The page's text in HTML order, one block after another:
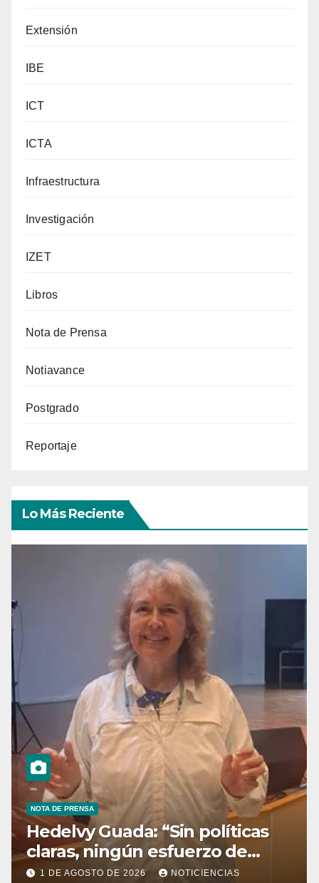
Extensión
IBE
ICT
ICTA
Infraestructura
Investigación
IZET
Libros
Nota de Prensa
Notiavance
Postgrado
Reportaje
Lo Más Reciente
NOTA DE PRENSA
Hedelvy Guada: “Sin políticas
claras, ningún esfuerzo de
conservación rendirá frutos”
1 DE AGOSTO DE 2026 NOTICIENCIAS